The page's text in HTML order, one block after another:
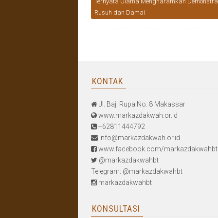
Rusuh dan Damai
KONTAK
Jl. Baji Rupa No. 8 Makassar
www.markazdakwah.or.id
+62811444792
info@markazdakwah.or.id
www.facebook.com/markazdakwahbt
@markazdakwahbt
Telegram: @markazdakwahbt
markazdakwahbt
KONSULTASI